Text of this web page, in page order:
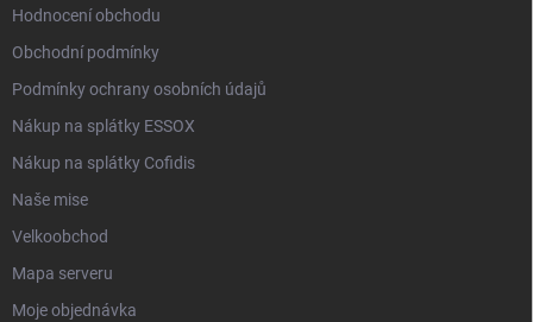
Hodnocení obchodu
Obchodní podmínky
Podmínky ochrany osobních údajů
Nákup na splátky ESSOX
Nákup na splátky Cofidis
Naše mise
Velkoobchod
Mapa serveru
Moje objednávka